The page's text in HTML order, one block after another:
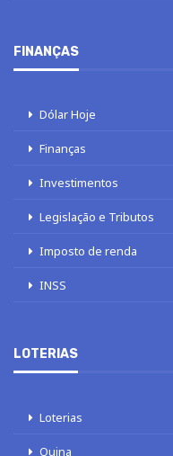
FINANÇAS
Dólar Hoje
Finanças
Investimentos
Legislação e Tributos
Imposto de renda
INSS
LOTERIAS
Loterias
Quina